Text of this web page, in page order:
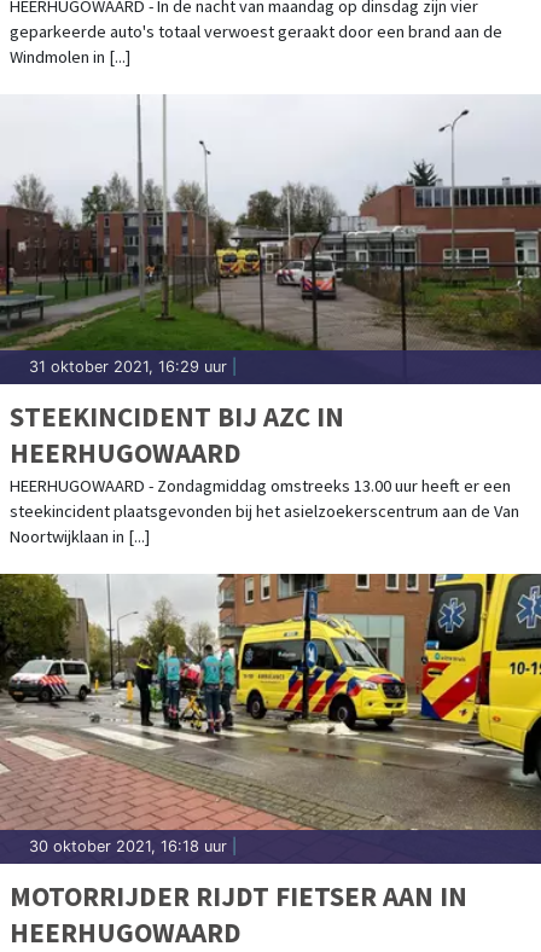
HEERHUGOWAARD - In de nacht van maandag op dinsdag zijn vier
geparkeerde auto's totaal verwoest geraakt door een brand aan de
Windmolen in [...]
31 oktober 2021, 16:29 uur
STEEKINCIDENT BIJ AZC IN
HEERHUGOWAARD
HEERHUGOWAARD - Zondagmiddag omstreeks 13.00 uur heeft er een
steekincident plaatsgevonden bij het asielzoekerscentrum aan de Van
Noortwijklaan in [...]
30 oktober 2021, 16:18 uur
MOTORRIJDER RIJDT FIETSER AAN IN
HEERHUGOWAARD